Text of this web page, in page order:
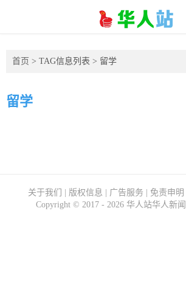
首页 > TAG信息列表 > 留学
留学
关于我们 版权信息 广告服务 免责申明
Copyright © 2017 - 2026 华人站华人新